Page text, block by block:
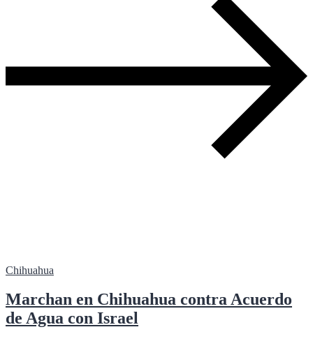
Chihuahua
Marchan en Chihuahua contra Acuerdo
de Agua con Israel